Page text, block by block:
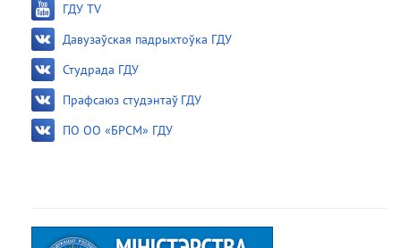
ГДУ TV
Давузаўская падрыхтоўка ГДУ
Студрада ГДУ
Прафсаюз студэнтаў ГДУ
ПО ОО «БРСМ» ГДУ